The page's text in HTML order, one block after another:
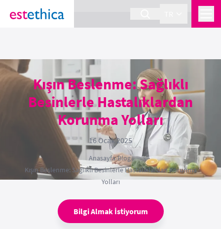
section Service {
Kışın Beslenme: Sağlıklı
Besinlerle Hastalıklardan
Korunma Yolları
16 Ocak 2025
Anasayfa›Blog›
Kışın Beslenme: Sağlıklı Besinlerle Hastalıklardan Korunma
Yolları
Bilgi Almak İstiyorum